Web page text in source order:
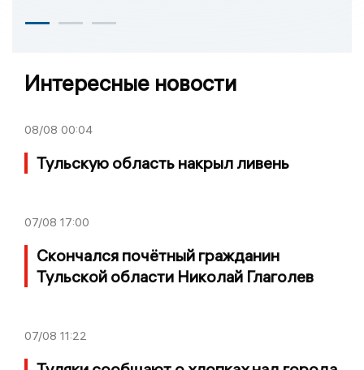
Интересные новости
08/08 00:04
Тульскую область накрыл ливень
07/08 17:00
Скончался почётный гражданин
Тульской области Николай Глаголев
07/08 11:22